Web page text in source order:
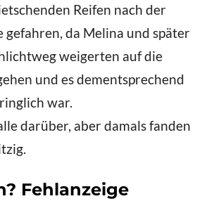
Reifen nach der
gefahren, da Melina und später
weigerten auf die
und es dementsprechend
war.
darüber, aber damals fanden
Fehlanzeige